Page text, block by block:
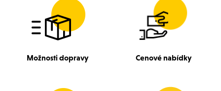
Možnosti dopravy Cenové nabídky